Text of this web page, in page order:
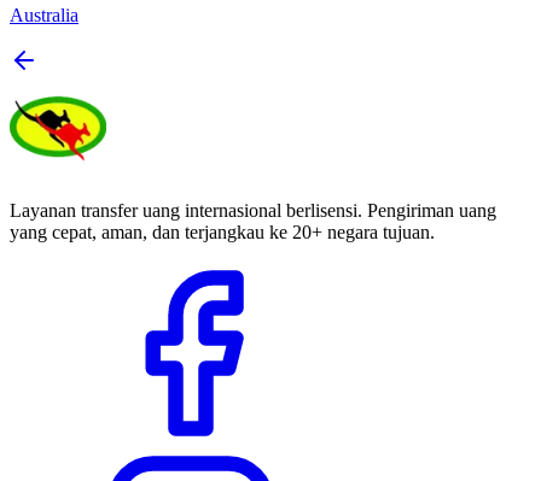
Australia
Layanan transfer uang internasional berlisensi. Pengiriman uang
yang cepat, aman, dan terjangkau ke 20+ negara tujuan.